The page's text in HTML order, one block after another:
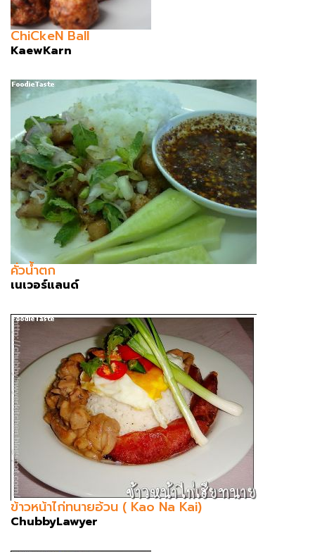
ChiCkeN Ball
KaewKarn
คั่วน้ำตก
เนเวอร์แลนด์
ข้าวหน้าไก่ทนายอ้วน ( Kao Na Kai)
ChubbyLawyer